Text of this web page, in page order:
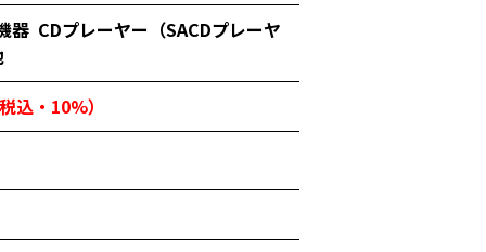
器 CDプレーヤー（SACDプレーヤ
込・10%）